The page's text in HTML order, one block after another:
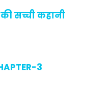
सच्ची कहानी
3